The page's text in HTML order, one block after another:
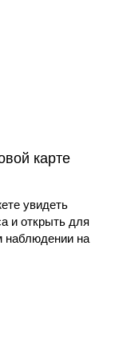
карте
увидеть
и открыть для
наблюдении на